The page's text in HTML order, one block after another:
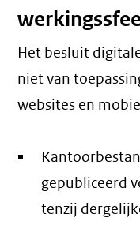
Het besluit
niet van
websites en
gepubliceerd
tenzij